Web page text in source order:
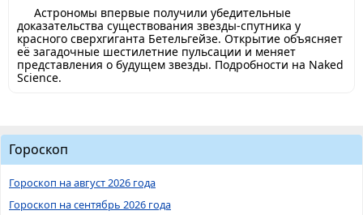
Астрономы впервые получили убедительные
доказательства существования звезды-спутника у
красного сверхгиганта Бетельгейзе. Открытие объясняет
её загадочные шестилетние пульсации и меняет
представления о будущем звезды. Подробности на Naked
Science.
Гороскоп
Гороскоп на август 2026 года
Гороскоп на сентябрь 2026 года